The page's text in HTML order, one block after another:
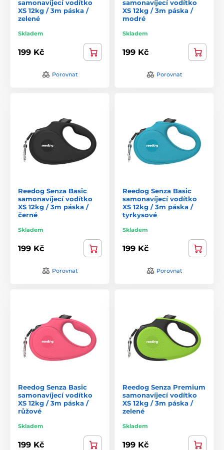
samonavíjecí vodítko
XS 12kg / 3m páska /
zelené
Skladem
199 Kč
Porovnat
samonavíjecí vodítko
XS 12kg / 3m páska /
modré
Skladem
199 Kč
Porovnat
Reedog Senza Basic
samonavíjecí vodítko
XS 12kg / 3m páska /
černé
Skladem
199 Kč
Porovnat
Reedog Senza Basic
samonavíjecí vodítko
XS 12kg / 3m páska /
tyrkysové
Skladem
199 Kč
Porovnat
Reedog Senza Basic
samonavíjecí vodítko
XS 12kg / 3m páska /
růžové
Skladem
199 Kč
Reedog Senza Premium
samonavíjecí vodítko
XS 12kg / 3m páska /
zelené
Skladem
199 Kč